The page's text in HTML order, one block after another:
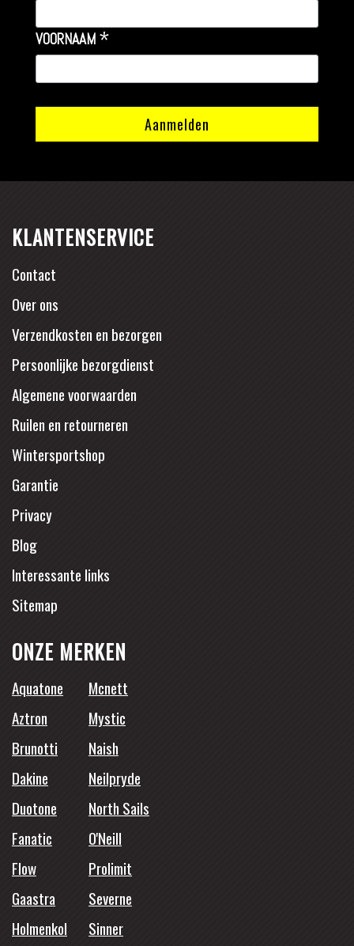
VOORNAAM *
KLANTENSERVICE
Contact
Over ons
Verzendkosten en bezorgen
Persoonlijke bezorgdienst
Algemene voorwaarden
Ruilen en retourneren
Wintersportshop
Garantie
Privacy
Blog
Interessante links
Sitemap
ONZE MERKEN
Aquatone
Mcnett
Aztron
Mystic
Brunotti
Naish
Dakine
Neilpryde
Duotone
North Sails
Fanatic
O'Neill
Flow
Prolimit
Gaastra
Severne
Holmenkol
Sinner